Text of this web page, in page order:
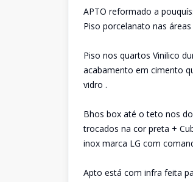
APTO reformado a
Piso porcelanato nas
Piso nos quartos Vinilico
acabamento em cimento
vidro .
Bhos box até o teto nos
trocados na cor preta +
inox marca LG com
Apto está com infra feita